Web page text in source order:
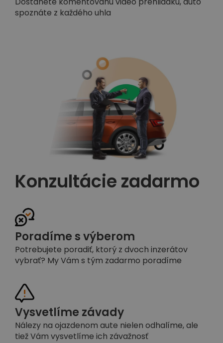
spoznáte z každého uhla
Konzultácie zadarmo
Poradíme s výberom
Potrebujete poradiť, ktorý z dvoch inzerátov
vybrať? My Vám s tým zadarmo poradíme
Vysvetlíme závady
Nálezy na ojazdenom aute nielen odhalíme, ale
tiež Vám vysvetlíme ich závažnosť